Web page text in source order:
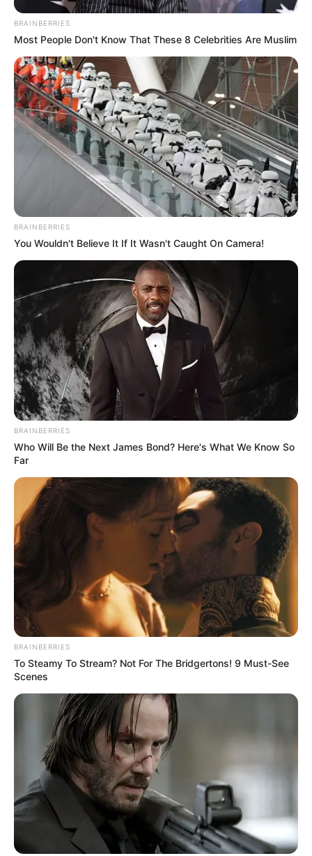
BRAINBERRIES
Most People Don't Know That These 8 Celebrities Are Muslim
BRAINBERRIES
You Wouldn't Believe It If It Wasn't Caught On Camera!
BRAINBERRIES
Who Will Be the Next James Bond? Here's What We Know So
Far
BRAINBERRIES
To Steamy To Stream? Not For The Bridgertons! 9 Must-See
Scenes